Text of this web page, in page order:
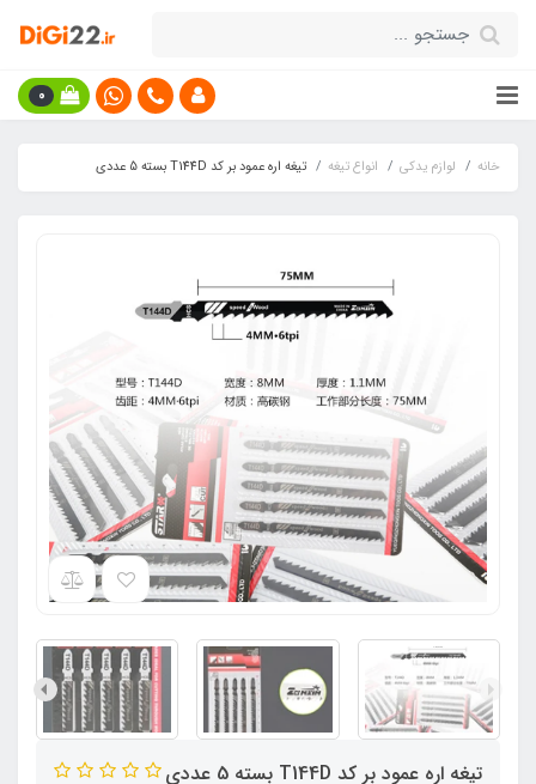
0
خانه لوازم یدکی انواع تیغه تیغه اره عمود بر کد T144D بسته 5 عددی
تیغه اره عمود بر کد T144D بسته 5 عددی